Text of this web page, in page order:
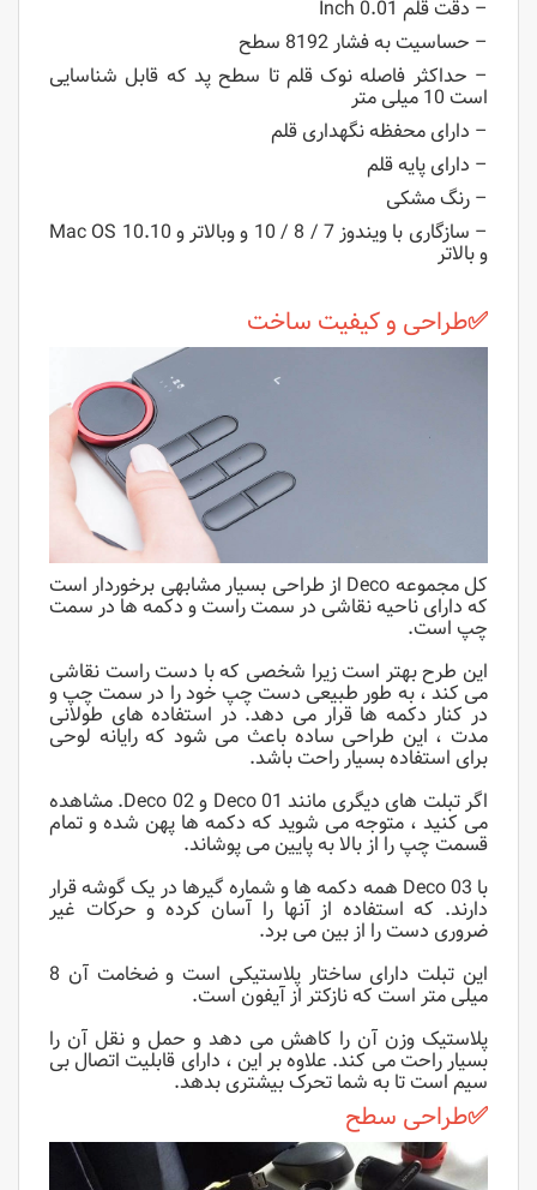
– دقت قلم 0.01 Inch
– حساسیت به فشار 8192 سطح
– حداکثر فاصله نوک قلم تا سطح پد که قابل شناسایی
است 10 میلی متر
– دارای محفظه نگهداری قلم
– دارای پایه قلم
– رنگ مشکی
– سازگاری با ویندوز 7 / 8 / 10 و وبالاتر و Mac OS 10.10
و بالاتر
✅طراحی و کیفیت ساخت
کل مجموعه Deco از طراحی بسیار مشابهی برخوردار است
که دارای ناحیه نقاشی در سمت راست و دکمه ها در سمت
چپ است.
این طرح بهتر است زیرا شخصی که با دست راست نقاشی
می کند ، به طور طبیعی دست چپ خود را در سمت چپ و
در کنار دکمه ها قرار می دهد. در استفاده های طولانی
مدت ، این طراحی ساده باعث می شود که رایانه لوحی
برای استفاده بسیار راحت باشد.
اگر تبلت های دیگری مانند Deco 01 و Deco 02. مشاهده
می کنید ، متوجه می شوید که دکمه ها پهن شده و تمام
قسمت چپ را از بالا به پایین می پوشاند.
با Deco 03 همه دکمه ها و شماره گیرها در یک گوشه قرار
دارند. که استفاده از آنها را آسان کرده و حرکات غیر
ضروری دست را از بین می برد.
این تبلت دارای ساختار پلاستیکی است و ضخامت آن 8
میلی متر است که نازکتر از آیفون است.
پلاستیک وزن آن را کاهش می دهد و حمل و نقل آن را
بسیار راحت می کند. علاوه بر این ، دارای قابلیت اتصال بی
سیم است تا به شما تحرک بیشتری بدهد.
✅طراحی سطح